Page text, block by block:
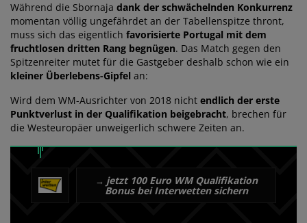
Während die Sbornaja dank der schwächelnden Konkurrenz
momentan völlig ungefährdet an der Tabellenspitze thront,
muss sich das eigentlich favorisierte Portugal mit dem
fruchtlosen dritten Rang begnügen. Das Match gegen den
Spitzenreiter mutet für die Gastgeber deshalb schon wie ein
kleiner Überlebens-Gipfel an:
Wird dem WM-Ausrichter von 2018 nicht endlich der erste
Punktverlust in der Qualifikation beigebracht, brechen für
die Westeuropäer unweigerlich schwere Zeiten an.
→ jetzt 100 Euro WM Qualifikation
Bonus bei Interwetten sichern